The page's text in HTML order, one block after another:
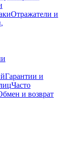
Отражатели и
Гарантии и
Часто
и возврат